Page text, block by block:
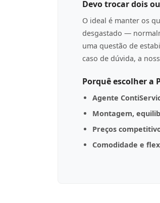
Devo trocar dois
O ideal é manter os
desgastado —
uma questão de
caso de dúvida, a
Porquê escolher a
Agente
Montagem,
Preços
Comodidade e